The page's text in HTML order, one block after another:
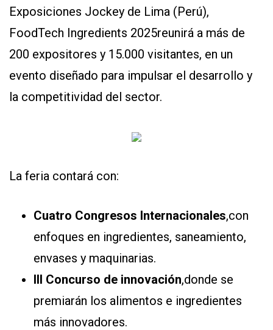
AYUDA
Y
POLÍTICAS
PRIVACIDAD
DEL
Exposiciones Jockey de Lima (Perú),
FoodTech Ingredients 2025reunirá a más de
200 expositores y 15.000 visitantes, en un
evento diseñado para impulsar el desarrollo y
la competitividad del sector.
La feria contará con:
Cuatro Congresos Internacionales,con
enfoques en ingredientes, saneamiento,
envases y maquinarias.
III Concurso de innovación,donde se
premiarán los alimentos e ingredientes
más innovadores.